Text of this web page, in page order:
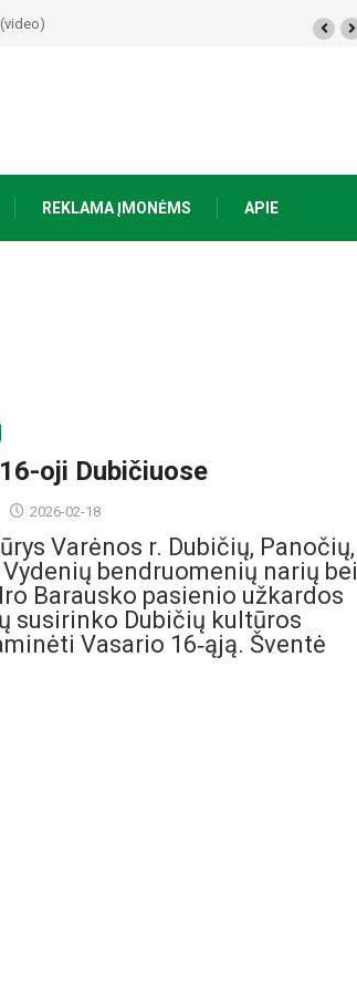
REKLAMA ĮMONĖMS APIE
oji Dubičiuose
2026-02-18
Varėnos r. Dubičių, Panočių,
bendruomenių narių bei
Barausko pasienio užkardos
susirinko Dubičių kultūros
Vasario 16‑ąją. Šventė